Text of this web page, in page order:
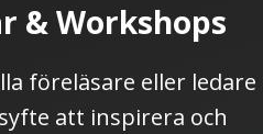
& Workshops
föreläsare eller ledare
att inspirera och